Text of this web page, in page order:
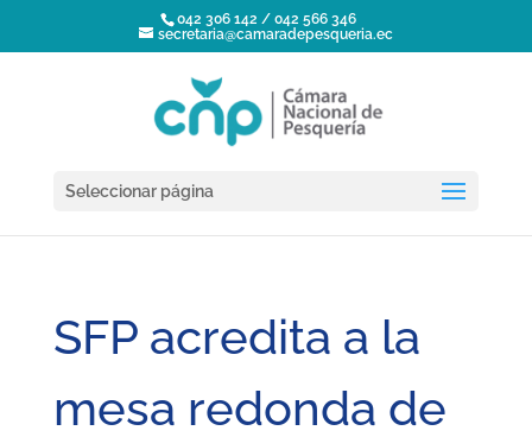
042 306 142 / 042 566 346
secretaria@camaradepesqueria.ec
Seleccionar página
SFP acredita a la
mesa redonda de